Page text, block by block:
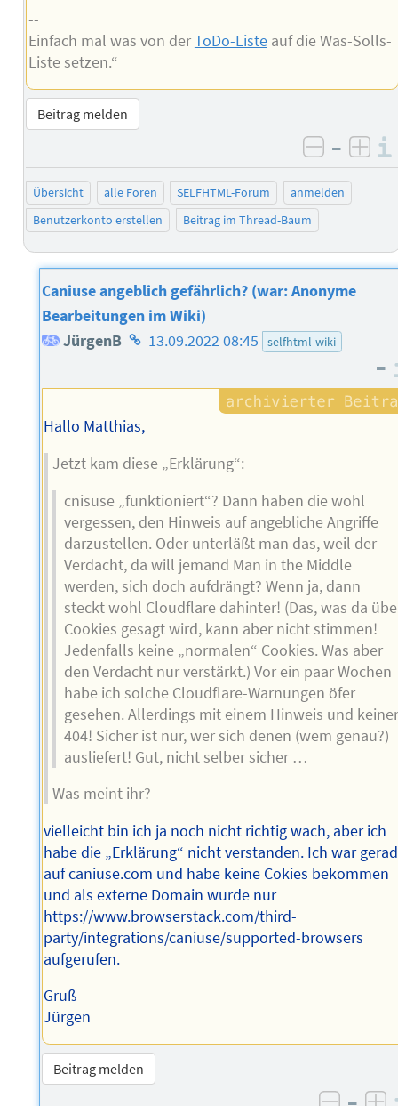
--
Einfach mal was von derToDo-Listeauf die Was-Solls-
Liste setzen.“
Beitrag melden
negativ
–
Übersicht alle Foren SELFHTML-Forum
anmelden
Benutzerkonto erstellen
Beitrag im Thread-Baum
Caniuse angeblich gefährlich? (war: Anonyme
Bearbeitungen im Wiki)
JürgenB Homepage
Autors
13.09.2022 08:45 selfhtml-wiki
–
Hallo Matthias,
Jetzt kam diese „Erklärung“:
cnisuse „funktioniert“? Dann haben die wohl
vergessen, den Hinweis auf angebliche Angriffe
darzustellen. Oder unterläßt man das, weil der
Verdacht, da will jemand Man in the Middle
werden, sich doch aufdrängt? Wenn ja, dann
steckt wohl Cloudflare dahinter! (Das, was da
Cookies gesagt wird, kann aber nicht stimmen!
Jedenfalls keine „normalen“ Cookies. Was aber
den Verdacht nur verstärkt.) Vor ein paar Wochen
habe ich solche Cloudflare-Warnungen öfer
gesehen. Allerdings mit einem Hinweis und
404! Sicher ist nur, wer sich denen (wem genau?)
ausliefert! Gut, nicht selber sicher …
Was meint ihr?
vielleicht bin ich ja noch nicht richtig wach, aber ich
habe die „Erklärung“ nicht verstanden. Ich war
auf caniuse.com und habe keine Cokies bekommen
und als externe Domain wurde nur
https://www.browserstack.com/third-
party/integrations/caniuse/supported-browsers
aufgerufen.
Gruß
Jürgen
Beitrag melden